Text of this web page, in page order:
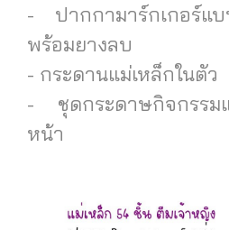
- ปากกามาร์กเกอร์
พร้อมยางลบ
- กระดานแม่เหล็กในตัว
- ชุดกระดาษกิจกรรม
หน้า